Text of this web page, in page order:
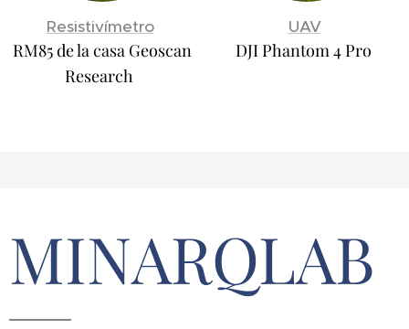
Resistivímetro
RM85 de la casa Geoscan
Research
UAV
DJI Phantom 4 Pro
MINARQLAB